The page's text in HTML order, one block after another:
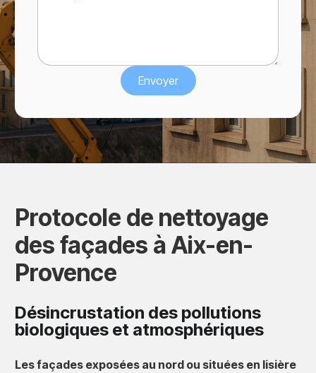
Protocole de nettoyage
des façades à Aix-en-
Provence
Désincrustation des pollutions
biologiques et atmosphériques
Les façades exposées au nord ou situées en lisière